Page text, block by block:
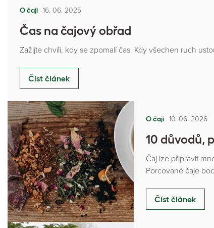
O čaji 16. 06. 2025
Čas na čajový obřad
Zažijte chvíli, kdy se zpomalí čas. Kdy všechen ruch
Číst článek
O čaji 10. 06. 2026
10 důvodů,
Čaj lze připravit
Porcované čaje
Číst článek